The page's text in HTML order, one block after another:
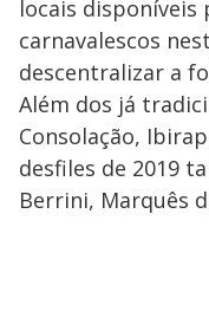
locais disponíveis
carnavalescos
descentralizar a
Além dos já
Consolação,
desfiles de 2019
Berrini, Marquês